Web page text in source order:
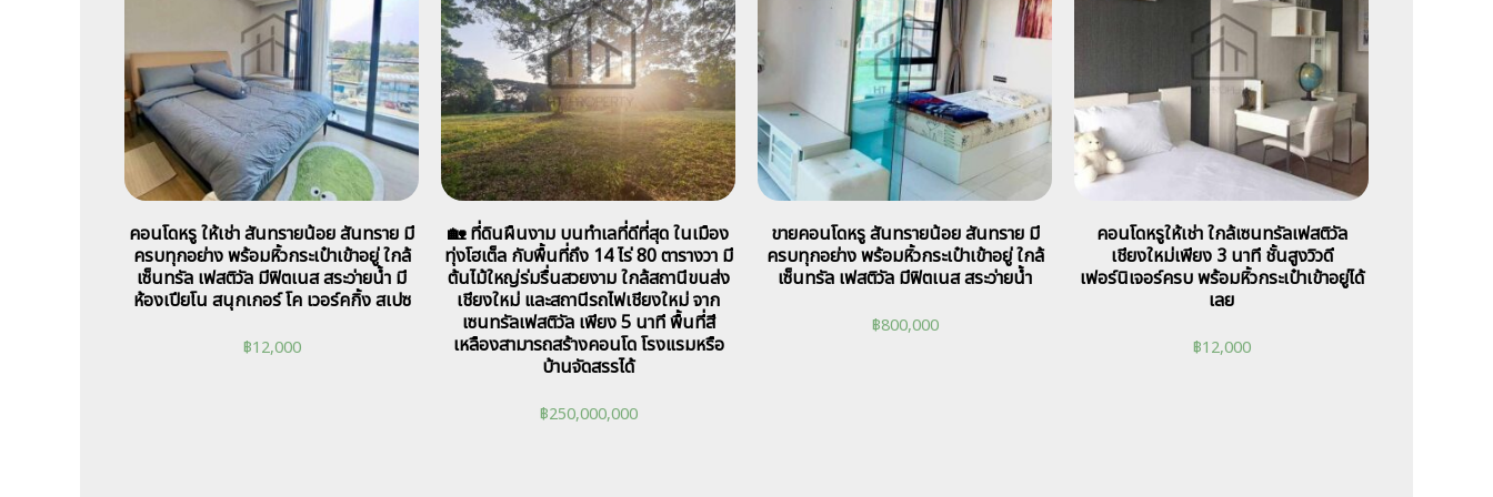
คอนโดหรู ให้เช่า สันทรายน้อย สันทราย มี
ครบทุกอย่าง พร้อมหิ้วกระเป๋าเข้าอยู่ ใกล้
เซ็นทรัล เฟสติวัล มีฟิตเนส สระว่ายน้ำ มี
ห้องเปียโน สนุกเกอร์ โค เวอร์คกิ้ง สเปซ
฿12,000
🏡 ที่ดินผืนงาม บนทำเลที่ดีที่สุด ในเมือง
ทุ่งโฮเต็ล กับพื้นที่ถึง 14 ไร่ 80 ตารางวา มี
ต้นไม้ใหญ่ร่มรื่นสวยงาม ใกล้สถานีขนส่ง
เชียงใหม่ และสถานีรถไฟเชียงใหม่ จาก
เซนทรัลเฟสติวัล เพียง 5 นาที พื้นที่สี
เหลืองสามารถสร้างคอนโด โรงแรมหรือ
บ้านจัดสรรได้
฿250,000,000
ขายคอนโดหรู สันทรายน้อย สันทราย มี
ครบทุกอย่าง พร้อมหิ้วกระเป๋าเข้าอยู่ ใกล้
เซ็นทรัล เฟสติวัล มีฟิตเนส สระว่ายน้ำ
฿800,000
คอนโดหรูให้เช่า ใกล้เซนทรัลเฟสติวัล
เชียงใหม่เพียง 3 นาที ชั้นสูงวิวดี
เฟอร์นิเจอร์ครบ พร้อมหิ้วกระเป๋าเข้าอยู่ได้
เลย
฿12,000